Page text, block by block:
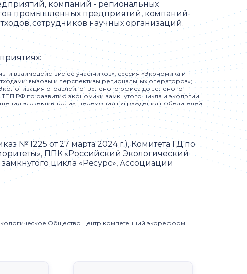
компаний - региональных
промышленных предприятий, компаний-
сотрудников научных организаций.
взаимодействие ее участников»; сессия «Экономика и
вызовы и перспективы региональных операторов»;
отраслей: от зеленого офиса до зеленого
ТПП РФ по развитию экономики замкнутого цикла и экологии
эффективности»; церемония награждения победителей
№ 1225 от 27 марта 2024 г.), Комитета ГД по
ППК «Российский Экологический
цикла «Ресурс», Ассоциации
Общество Центр компетенций экореформ